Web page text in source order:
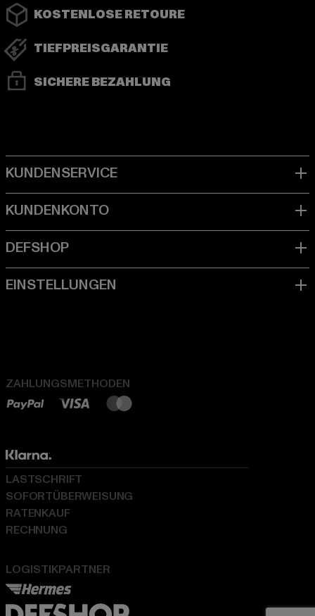
KOSTENLOSE RETOURE
TIEFPREISGARANTIE
SICHERE BEZAHLUNG
ZAHLUNGSMETHODEN
LOGISTIKPARTNER
LASTSCHRIFT
SOFORTÜBERWEISUNG
RATENKAUF
RECHNUNG